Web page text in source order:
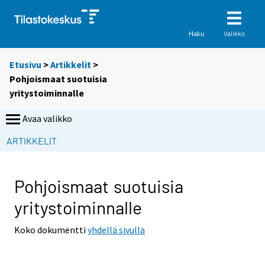
Haku Valikko
Etusivu >Artikkelit >
Pohjoismaat suotuisia
yritystoiminnalle
Avaa valikko
ARTIKKELIT
Pohjoismaat suotuisia
yritystoiminnalle
Koko dokumenttiyhdellä sivulla